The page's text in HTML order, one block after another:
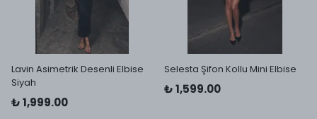
Lavin Asimetrik Desenli Elbise
Siyah
₺ 1,999.00
Selesta Şifon Kollu Mini Elbise
₺ 1,599.00